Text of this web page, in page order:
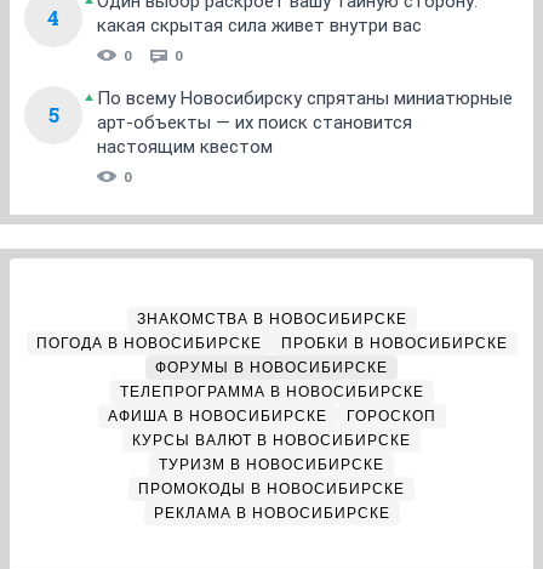
4
какая скрытая сила живет внутри вас
0 0
5
По всему Новосибирску спрятаны миниатюрные
арт-объекты — их поиск становится
настоящим квестом
0
ЗНАКОМСТВА В НОВОСИБИРСКЕ
ПОГОДА В НОВОСИБИРСКЕ
ПРОБКИ В НОВОСИБИРСКЕ
ФОРУМЫ В НОВОСИБИРСКЕ
ТЕЛЕПРОГРАММА В НОВОСИБИРСКЕ
АФИША В НОВОСИБИРСКЕ
ГОРОСКОП
КУРСЫ ВАЛЮТ В НОВОСИБИРСКЕ
ТУРИЗМ В НОВОСИБИРСКЕ
ПРОМОКОДЫ В НОВОСИБИРСКЕ
РЕКЛАМА В НОВОСИБИРСКЕ